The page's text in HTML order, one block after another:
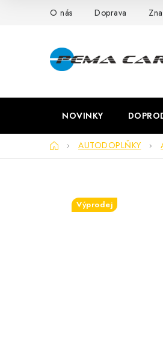
O nás Doprava
NOVINKY
DomůAUTODOPLŇKY
Výprodej